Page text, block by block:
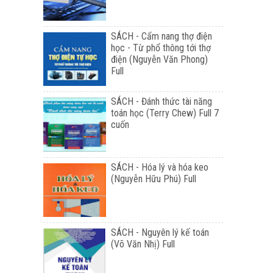
SÁCH - Cẩm nang thợ điện
học - Từ phổ thông tới thợ
điện (Nguyễn Văn Phong)
Full
SÁCH - Đánh thức tài năng
toán học (Terry Chew) Full 7
cuốn
SÁCH - Hóa lý và hóa keo
(Nguyễn Hữu Phú) Full
SÁCH - Nguyên lý kế toán
(Võ Văn Nhị) Full